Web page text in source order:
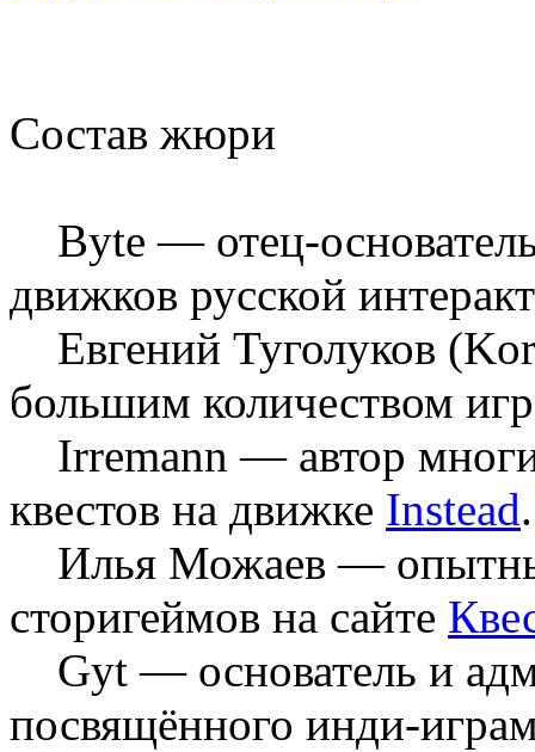
Состав жюри
Byte — отец-
движков русской
Евгений Туголуков
большим количеством
Irremann — автор
квестов на движке Instead.
Илья Можаев —
сторигеймов на сайте
Gyt — основатель и
посвящённого инди-